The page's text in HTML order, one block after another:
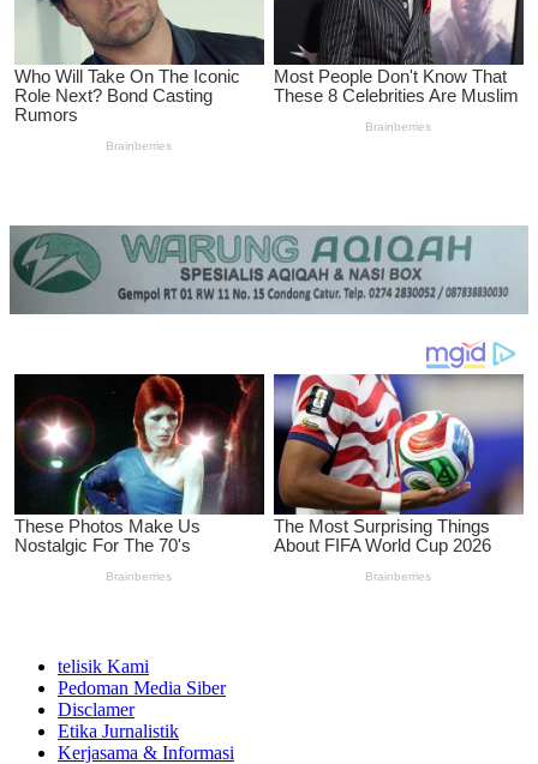
telisik Kami
Pedoman Media Siber
Disclamer
Etika Jurnalistik
Kerjasama & Informasi